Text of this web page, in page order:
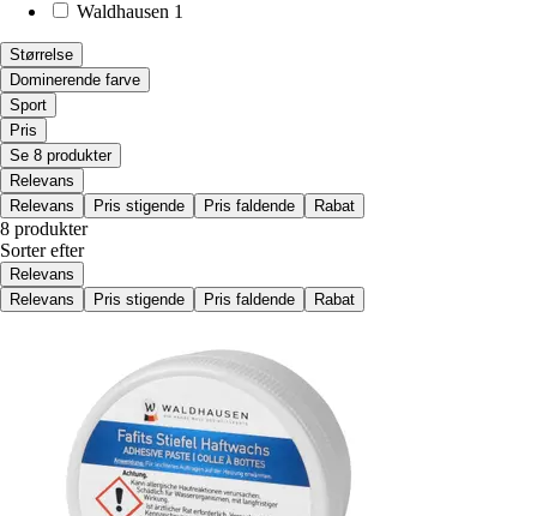
Waldhausen 1
Størrelse
Dominerende farve
Sport
Pris
Se 8 produkter
Relevans
Relevans
Pris stigende Pris faldende Rabat
8 produkter
Sorter efter
Relevans
Relevans
Pris stigende Pris faldende Rabat